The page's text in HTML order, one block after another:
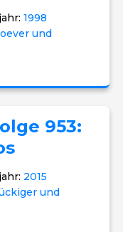
1998
und
953:
2015
und